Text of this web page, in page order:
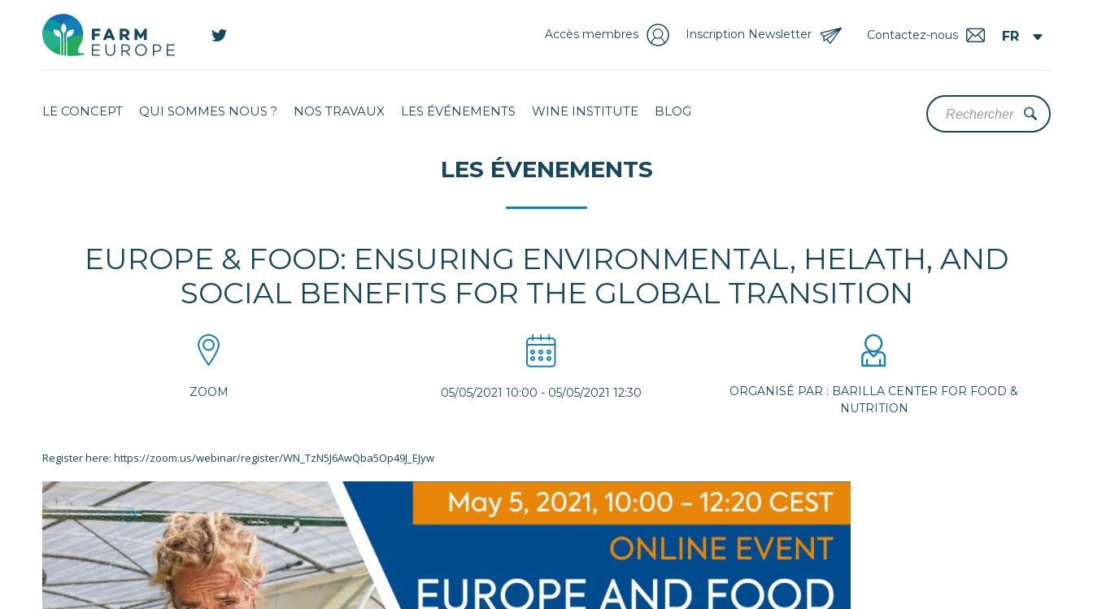
Contactez-nous
Inscription Newsletter
Accès membres
LE CONCEPT QUI SOMMES NOUS ? NOS TRAVAUX LES ÉVÉNEMENTS WINE INSTITUTE BLOG
LES ÉVENEMENTS
EUROPE & FOOD: ENSURING ENVIRONMENTAL, HELATH, AND
SOCIAL BENEFITS FOR THE GLOBAL TRANSITION
ZOOM 05/05/2021 10:00 - 05/05/2021 12:30
ORGANISÉ PAR : BARILLA CENTER FOR FOOD &
NUTRITION
Register here: https://zoom.us/webinar/register/WN_TzN5J6AwQba5Op49J_EJyw